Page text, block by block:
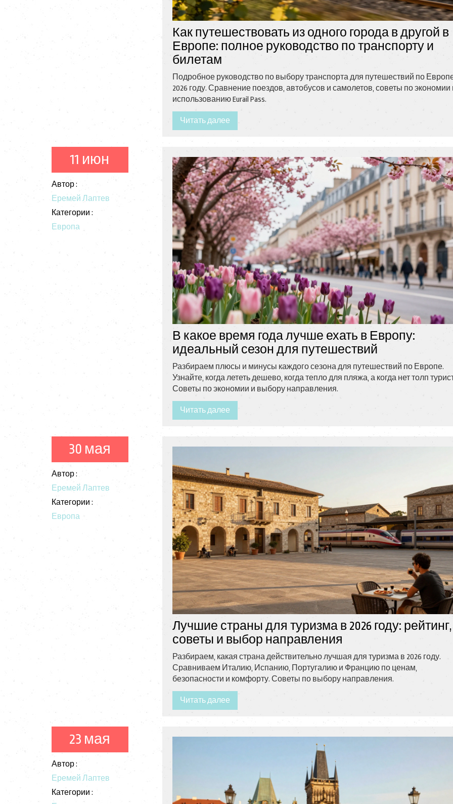
Как путешествовать из одного города в другой в
Европе: полное руководство по транспорту и
билетам
Подробное руководство по выбору транспорта для путешествий по
2026 году. Сравнение поездов, автобусов и самолетов, советы по экономии
использованию Eurail Pass.
Читать далее
11 июн
Автор :
Еремей Лаптев
Категории :
Европа
В какое время года лучше ехать в Европу:
идеальный сезон для путешествий
Разбираем плюсы и минусы каждого сезона для путешествий по Европе.
Узнайте, когда лететь дешево, когда тепло для пляжа, а когда нет толп
Советы по экономии и выбору направления.
Читать далее
30 мая
Автор :
Еремей Лаптев
Категории :
Европа
Лучшие страны для туризма в 2026 году: рейтинг,
советы и выбор направления
Разбираем, какая страна действительно лучшая для туризма в 2026 году.
Сравниваем Италию, Испанию, Португалию и Францию по ценам,
безопасности и комфорту. Советы по выбору направления.
Читать далее
23 мая
Автор :
Еремей Лаптев
Категории :